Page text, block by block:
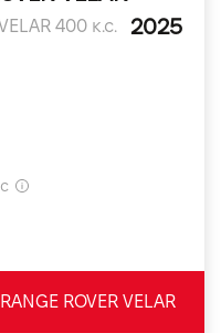
400 к.с. 2025
ROVER VELAR